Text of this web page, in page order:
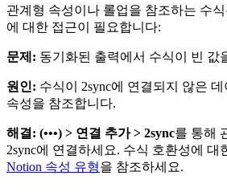
관계형 속성이나 롤업을 참조하는 수
에 대한 접근이 필요합니다:
문제: 동기화된 출력에서 수식이 빈 값
원인: 수식이 2sync에 연결되지 않은
속성을 참조합니다.
해결: (•••) > 연결 추가 > 2sync를 통해
2sync에 연결하세요. 수식 호환성에 대
Notion 속성 유형을 참조하세요.